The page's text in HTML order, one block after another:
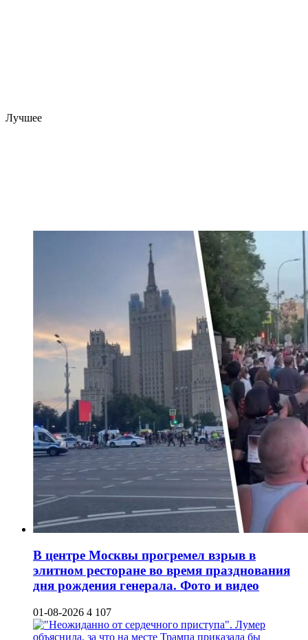
Лучшее
В центре Москвы прогремел взрыв в
элитном ресторане во время празднования
дня рождения генерала. Фото и видео
01-08-2026 4 107